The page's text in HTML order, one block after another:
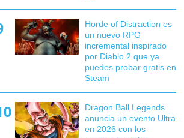
Horde of Distraction es
un nuevo RPG
incremental inspirado
por Diablo 2 que ya
puedes probar gratis en
Steam
Dragon Ball Legends
anuncia un evento Ultra
en 2026 con los